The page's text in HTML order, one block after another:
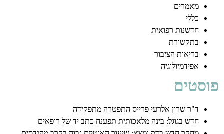
מאמרים
כללי
חדשנות רפואית
בתקשורת
בריאות הציבור
אפידמיולוגיה
פוסטים
ד"ר שרון אלרעי פרייס התפטרה מתפקידה
חדש בגוגל: בינה מלאכותית תפענח כתב יד של רופאים